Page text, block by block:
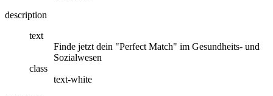
description
text
Finde jetzt dein "Perfect Match" im Gesundheits- und
Sozialwesen
class
text-white